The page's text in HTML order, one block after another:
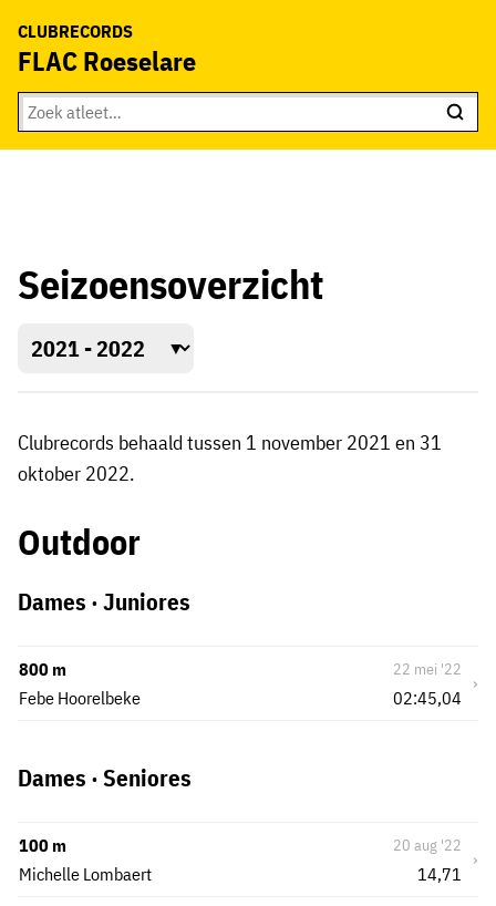
CLUBRECORDS
FLAC Roeselare
Seizoensoverzicht
Clubrecords behaald tussen 1 november 2021 en 31
oktober 2022.
Outdoor
Dames · Juniores
800 m
Febe Hoorelbeke
02:45,04
22 mei '22
›
Dames · Seniores
100 m
Michelle Lombaert
14,71
20 aug '22
›